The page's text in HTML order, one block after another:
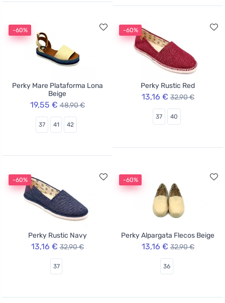
-60%
Perky Mare Plataforma Lona
Beige
19,55 € 48,90 €
37 41 42
-60%
Perky Rustic Red
13,16 € 32,90 €
37 40
-60%
Perky Rustic Navy
13,16 € 32,90 €
37
-60%
Perky Alpargata Flecos Beige
13,16 € 32,90 €
36